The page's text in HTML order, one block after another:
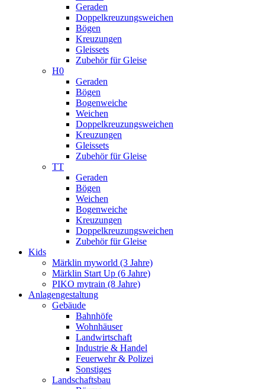
Geraden
Doppelkreuzungsweichen
Bögen
Kreuzungen
Gleissets
Zubehör für Gleise
H0
Geraden
Bögen
Bogenweiche
Weichen
Doppelkreuzungsweichen
Kreuzungen
Gleissets
Zubehör für Gleise
TT
Geraden
Bögen
Weichen
Bogenweiche
Kreuzungen
Doppelkreuzungsweichen
Zubehör für Gleise
Kids
Märklin myworld (3 Jahre)
Märklin Start Up (6 Jahre)
PIKO mytrain (8 Jahre)
Anlagengestaltung
Gebäude
Bahnhöfe
Wohnhäuser
Landwirtschaft
Industrie & Handel
Feuerwehr & Polizei
Sonstiges
Landschaftsbau